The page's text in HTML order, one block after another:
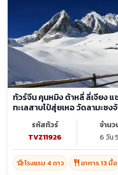
ทัวร์จีน คุนหมิง ต้าหลี่ ลี่เจียง
ทะเลสาบไป๋สุ่ยเหอ วัดลามะซง
รหัสทัวร์
TVZ11926
จำน
6 วัน
hotel_classโรงแรม 4 ดาว restaurant อาหาร 13 มื้อ